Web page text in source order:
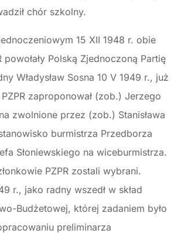
chór szkolny.
15 XII 1948 r. obie
powołały Polską Zjednoczoną Partię
Władysław Sosna 10 V 1949 r., już
zaproponował (zob.) Jerzego
zwolnione przez (zob.) Stanisława
burmistrza Przedborza
Słoniewskiego na wiceburmistrza.
PZPR zostali wybrani.
r., jako radny wszedł w skład
Budżetowej, której zadaniem było
preliminarza